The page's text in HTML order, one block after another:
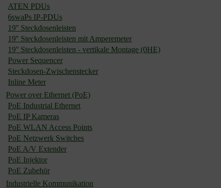
ATEN PDUs
6swaPs IP-PDUs
19'' Steckdosenleisten
19'' Steckdosenleisten mit Amperemeter
19'' Steckdosenleisten - vertikale Montage (0HE)
Power Sequencer
Steckdosen-Zwischenstecker
Inline Meter
Power over Ethernet (PoE)
PoE Industrial Ethernet
PoE IP Kameras
PoE WLAN Access Points
PoE Netzwerk Switches
PoE A/V Extender
PoE Injektor
PoE Zubehör
Industrielle Kommunikation